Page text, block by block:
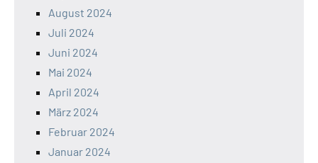
August 2024
Juli 2024
Juni 2024
Mai 2024
April 2024
März 2024
Februar 2024
Januar 2024